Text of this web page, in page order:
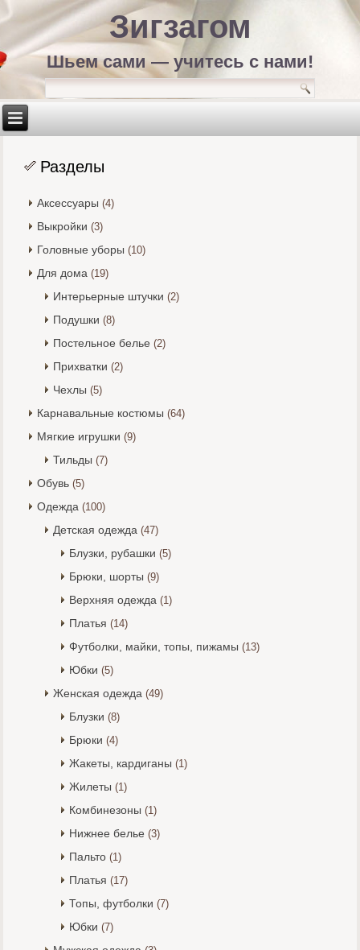
Зигзагом
Шьем сами — учитесь с нами!
Разделы
Аксессуары (4)
Выкройки (3)
Головные уборы (10)
Для дома (19)
Интерьерные штучки (2)
Подушки (8)
Постельное белье (2)
Прихватки (2)
Чехлы (5)
Карнавальные костюмы (64)
Мягкие игрушки (9)
Тильды (7)
Обувь (5)
Одежда (100)
Детская одежда (47)
Блузки, рубашки (5)
Брюки, шорты (9)
Верхняя одежда (1)
Платья (14)
Футболки, майки, топы, пижамы (13)
Юбки (5)
Женская одежда (49)
Блузки (8)
Брюки (4)
Жакеты, кардиганы (1)
Жилеты (1)
Комбинезоны (1)
Нижнее белье (3)
Пальто (1)
Платья (17)
Топы, футболки (7)
Юбки (7)